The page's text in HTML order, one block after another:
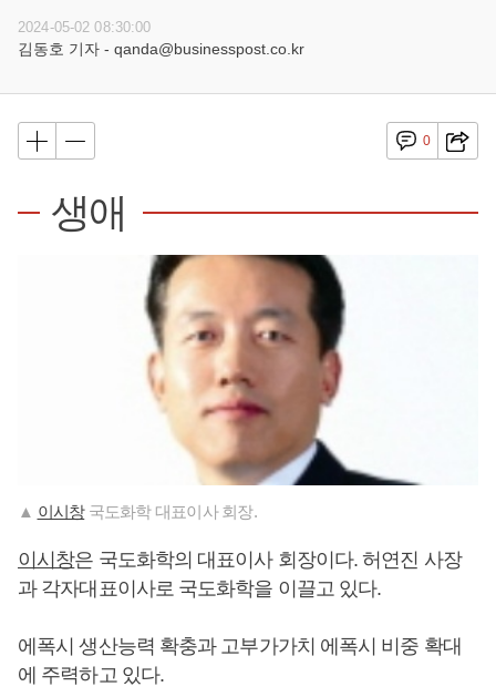
2024-05-02 08:30:00
김동호 기자 - qanda@businesspost.co.kr
0
생애
▲ 이시창국도화학 대표이사 회장.
이시창은 국도화학의 대표이사 회장이다. 허연진 사장
과 각자대표이사로 국도화학을 이끌고 있다.
에폭시 생산능력 확충과 고부가가치 에폭시 비중 확대
에 주력하고 있다.